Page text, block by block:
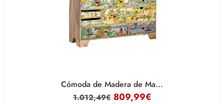
Cómoda de Madera de Ma...
1.012,49€ 809,99€